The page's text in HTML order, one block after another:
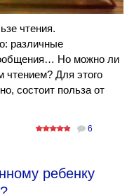
чтения.
различные
Но можно ли
чтением? Для этого
состоит польза от
6
ребенку